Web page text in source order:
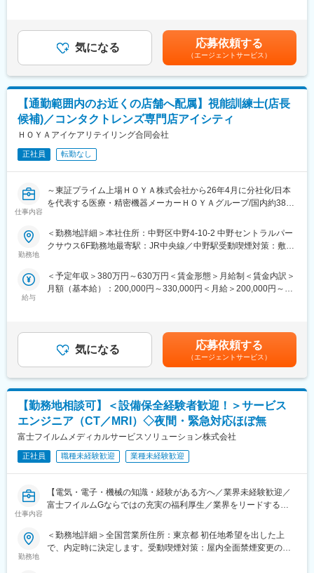
■選考ポジション：
これまでのご経験やご希望に合わせてご紹介いたします。
・Cardiac Ablation Solutions
・Structural Heart
・SPINE
・Neuro Vascular
・Neuro Modulation 等
変更の範囲：会社の定める業務
です。提供戦略の設計から関係者との合意形成、定着支援、フィ
ードバックの開発還元までを担い、加えてカスタマーサクセスが
中長期で機能し続ける仕組みづくりと担当顧客との関係性改善も
【業務内容】
・既存顧客への提供戦略を設計する（先行提供・段階展開・対象
範囲・提供条件の定義）
・社内外の利害関係者（顧客・開発・セールス・サポート）との
合意形成
・利用開始ガイド・注意事項・説明資料など、現場定着に必要な
情報の整備・配信
・顧客フィードバックの収集・開発への還元・改善サイクルの実
・ハイタッチ／ロータッチを使い分けた顧客関係の維持・改善
整備・推進
・基幹ERPとして、機能変更の業務影響が大きい領域で「提供を
成立させる」意思決定と推進を担える
分の手で進められる
【クラウド型電子カルテ・レセコンシステム「Henry」につい
「社会課題を解決しつづけ、より良い世界をつくる」をミッショ
ンとして掲げ、社会課題のなかでも法令規制と業務の複雑性・専
門性が高く、取り組む難易度の高い「医療業界の業務改善」に現
在最注力しています。 主な事業として、我々は業界として25年ぶ
りとなる新しいレセプトシステム「Henry」（クラウド型電子カ
ルテ・レセコンシステム）を開発・販売しています。 「中小病院/
診療所の経営をHenryで改善し、高齢化社会を乗り越える礎を作
る」を目指し、今後中小病院をメインターゲットとして、導入拡
大を進めています。
給与補足＞※面談を通じてスキル等をもとに決定します。賃金はあ
くまでも目安の金額であり、選考を通じて上下する可能性があり
ます。月給(月額)は固定手当を含めた表記です。
気になる 応募依頼する
（エージェントサービス）
【通勤範囲内のお近くの店舗へ配属】視能訓練士(店長
候補)／コンタクトレンズ専門店アイシティ
ＨＯＹＡアイケアリテイリング合同会社
正社員 転勤なし
仕事内容
～東証プライム上場ＨＯＹＡ株式会社から26年4月に分社化/日本
を代表する医療・精密機器メーカーＨＯＹＡグループ/国内約380
■ポジション概要：
・販売数値管理・分析
・販売業務・商品管理
■当社について：
「ライフケア」「情報・通信」の分野でグローバルに事業を展開
するHOYA株式会社のグループ企業として、コンタクトレンズ専
門店「アイシティ」を全国に370店舗以上展開。コンタクトレン
ズおよび関連商品の販売を通じて、お客さま一人ひとりの“見え
る”を支えるアイケアサービスを提供しています。
変更の範囲：会社の定める業務
勤務地
＜勤務地詳細＞本社住所：中野区中野4-10-2 中野セントラルパー
クサウス6F勤務地最寄駅：JR中央線／中野駅受動喫煙対策：敷地
給与
＜予定年収＞380万円～630万円＜賃金形態＞月給制＜賃金内訳＞
月額（基本給）：200,000円～330,000円＜月給＞200,000円～
通じて上下する可能性があります。月給(月額)は固定手当を含めた
表記です。気になる 応募依頼する
（エージェントサービス）
【勤務地相談可】＜設備保全経験者歓迎！＞サービス
エンジニア（CT／MRI）◇夜間・緊急対応ほぼ無
富士フイルムメディカルサービスソリューション株式会社
正社員 職種未経験歓迎 業種未経験歓迎
仕事内容
【電気・電子・機械の知識・経験がある方へ／業界未経験歓迎／
富士フイルムGならではの充実の福利厚生／業界をリードするメ
■業務内容：
勤務地
＜勤務地詳細＞全国営業所住所：東京都 初任地希望を出した上
で、内定時に決定します。受動喫煙対策：屋内全面禁煙変更の範